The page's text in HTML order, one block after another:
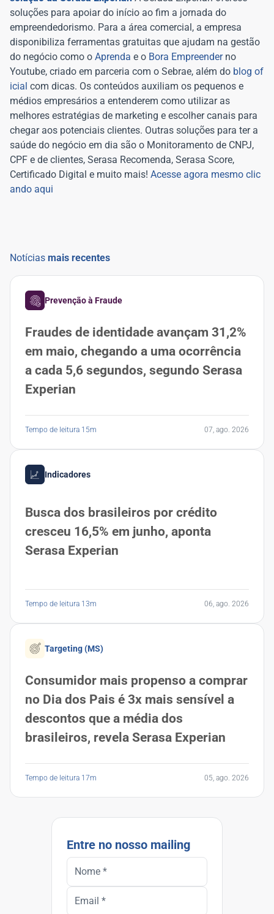
soluções para apoiar do início ao fim a jornada do
empreendedorismo. Para a área comercial, a empresa
disponibiliza ferramentas gratuitas que ajudam na gestão
do negócio como o Aprenda e o Bora Empreenderno
Youtube, criado em parceria com o Sebrae, além do blog of
icial com dicas. Os conteúdos auxiliam os pequenos e
médios empresários a entenderem como utilizar as
melhores estratégias de marketing e escolher canais para
chegar aos potenciais clientes. Outras soluções para ter a
saúde do negócio em dia são o Monitoramento de CNPJ,
CPF e de clientes, Serasa Recomenda, Serasa Score,
Certificado Digital e muito mais! Acesse agora mesmo clic
ando aqui
Notícias mais recentes
Prevenção à Fraude
Fraudes de identidade avançam 31,2%
em maio, chegando a uma ocorrência
a cada 5,6 segundos, segundo Serasa
Experian
Tempo de leitura 15m 07, ago. 2026
Indicadores
Busca dos brasileiros por crédito
cresceu 16,5% em junho, aponta
Serasa Experian
Tempo de leitura 13m 06, ago. 2026
Targeting (MS)
Consumidor mais propenso a comprar
no Dia dos Pais é 3x mais sensível a
descontos que a média dos
brasileiros, revela Serasa Experian
Tempo de leitura 17m 05, ago. 2026
Entre no nosso mailing